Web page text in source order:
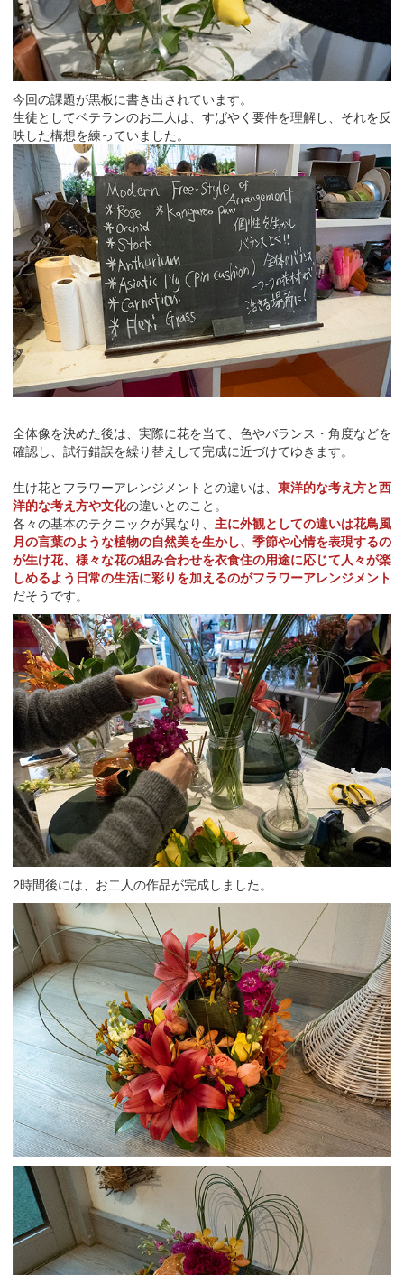
今回の課題が黒板に書き出されています。
生徒としてベテランのお二人は、すばやく要件を理解し、それを反
映した構想を練っていました。
全体像を決めた後は、実際に花を当て、色やバランス・角度などを
確認し、試行錯誤を繰り替えして完成に近づけてゆきます。
生け花とフラワーアレンジメントとの違いは、 東洋的な考え方と西
洋的な考え方や文化の違いとのこと。
各々の基本のテクニックが異なり、 主に外観としての違いは花鳥風
月の言葉のような植物の自然美を生かし、季節や心情を表現するの
が生け花、様々な花の組み合わせを衣食住の用途に応じて人々が楽
しめるよう日常の生活に彩りを加えるのがフラワーアレンジメント
だそうです。
2時間後には、お二人の作品が完成しました。